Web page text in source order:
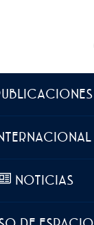
NOTICIAS